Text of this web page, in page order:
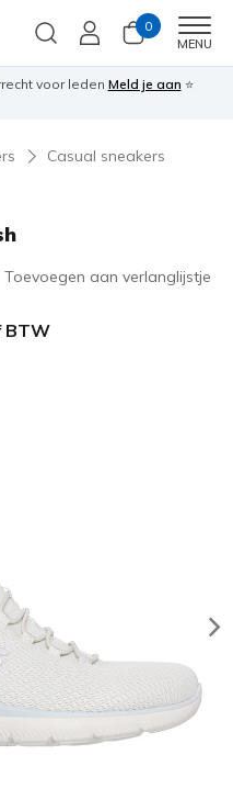
0
MENU
voor ledenMeld je aan⭐
Casual sneakers
Toevoegen aan verlanglijstje
BTW